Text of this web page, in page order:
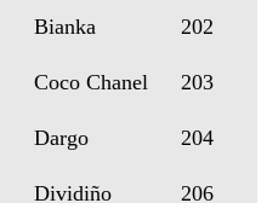
Bianka
202
Coco Chanel
203
Dargo
204
Dividiño 206